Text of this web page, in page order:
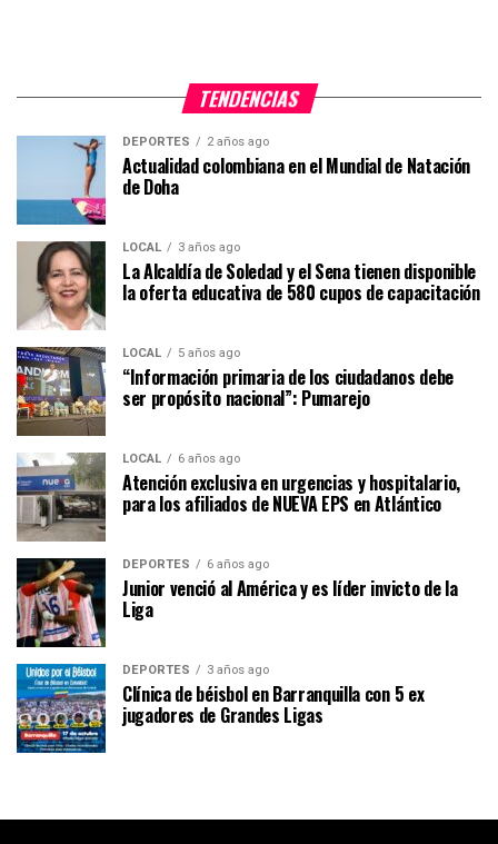
TENDENCIAS
DEPORTES 2 años ago
Actualidad colombiana en el Mundial de Natación
de Doha
LOCAL 3 años ago
La Alcaldía de Soledad y el Sena tienen disponible
la oferta educativa de 580 cupos de capacitación
LOCAL 5 años ago
“Información primaria de los ciudadanos debe
ser propósito nacional”: Pumarejo
LOCAL 6 años ago
Atención exclusiva en urgencias y hospitalario,
para los afiliados de NUEVA EPS en Atlántico
DEPORTES 6 años ago
Junior venció al América y es líder invicto de la
Liga
DEPORTES 3 años ago
Clínica de béisbol en Barranquilla con 5 ex
jugadores de Grandes Ligas